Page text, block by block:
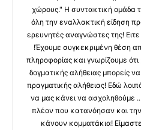
χώρους." Η συντακτική ομάδα
όλη την εναλλακτική είδηση
ερευνητές αναγνώστες της! Ειτε
!Έχουμε συγκεκριμένη θέση
πληροφορίας και γνωρίζουμε
δογματικής αλήθειας μπορείς
πραγματικής αλήθειας! Εδώ
να μας κάνει να ασχοληθούμε
πλέον που κατανόησαν και
κάνουν κομματάκια!